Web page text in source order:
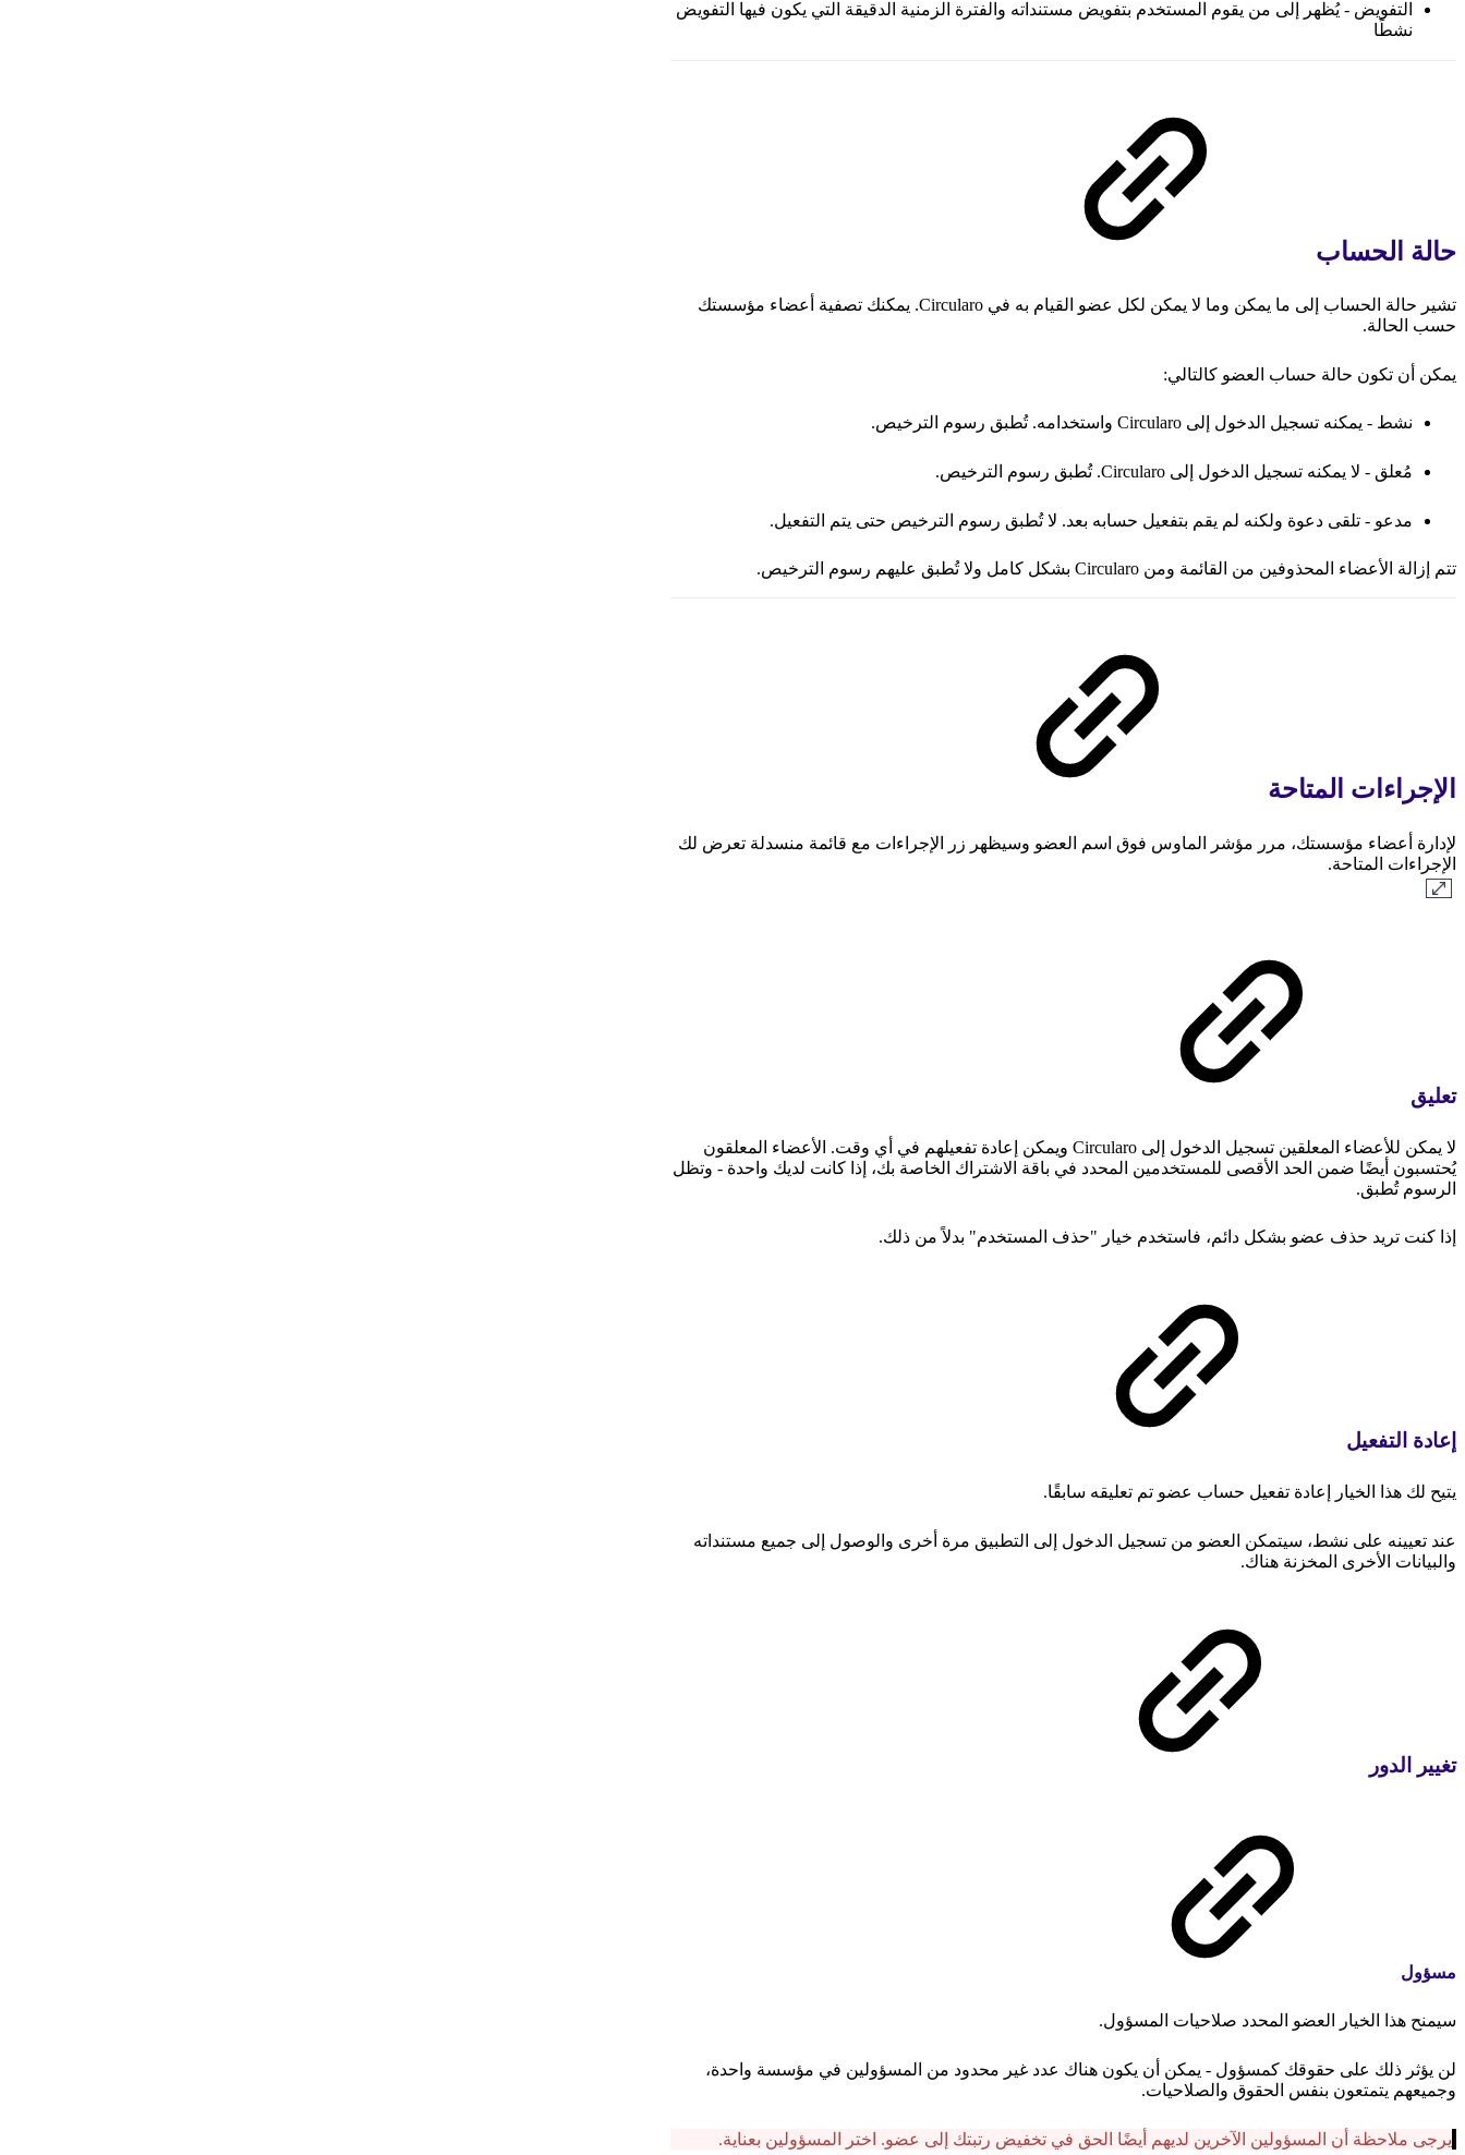
التفويض - يُظهر إلى من يقوم المستخدم بتفويض مستنداته والفترة الزمنية الدقيقة التي يكون فيها التفويض
نشطًا
حالة الحساب
تشير حالة الحساب إلى ما يمكن وما لا يمكن لكل عضو القيام به في Circularo. يمكنك تصفية أعضاء مؤسستك
حسب الحالة.
يمكن أن تكون حالة حساب العضو كالتالي:
نشط - يمكنه تسجيل الدخول إلى Circularo واستخدامه. تُطبق رسوم الترخيص.
مُعلق - لا يمكنه تسجيل الدخول إلى Circularo. تُطبق رسوم الترخيص.
مدعو - تلقى دعوة ولكنه لم يقم بتفعيل حسابه بعد. لا تُطبق رسوم الترخيص حتى يتم التفعيل.
تتم إزالة الأعضاء المحذوفين من القائمة ومن Circularo بشكل كامل ولا تُطبق عليهم رسوم الترخيص.
الإجراءات المتاحة
لإدارة أعضاء مؤسستك، مرر مؤشر الماوس فوق اسم العضو وسيظهر زر الإجراءات مع قائمة منسدلة تعرض لك
الإجراءات المتاحة.
تعليق
لا يمكن للأعضاء المعلقين تسجيل الدخول إلى Circularo ويمكن إعادة تفعيلهم في أي وقت. الأعضاء المعلقون
يُحتسبون أيضًا ضمن الحد الأقصى للمستخدمين المحدد في باقة الاشتراك الخاصة بك، إذا كانت لديك واحدة - وتظل
الرسوم تُطبق.
إذا كنت تريد حذف عضو بشكل دائم، فاستخدم خيار "حذف المستخدم" بدلاً من ذلك.
إعادة التفعيل
يتيح لك هذا الخيار إعادة تفعيل حساب عضو تم تعليقه سابقًا.
عند تعيينه على نشط، سيتمكن العضو من تسجيل الدخول إلى التطبيق مرة أخرى والوصول إلى جميع مستنداته
والبيانات الأخرى المخزنة هناك.
تغيير الدور
مسؤول
سيمنح هذا الخيار العضو المحدد صلاحيات المسؤول.
لن يؤثر ذلك على حقوقك كمسؤول - يمكن أن يكون هناك عدد غير محدود من المسؤولين في مؤسسة واحدة،
وجميعهم يتمتعون بنفس الحقوق والصلاحيات.
يرجى ملاحظة أن المسؤولين الآخرين لديهم أيضًا الحق في تخفيض رتبتك إلى عضو. اختر المسؤولين بعناية.